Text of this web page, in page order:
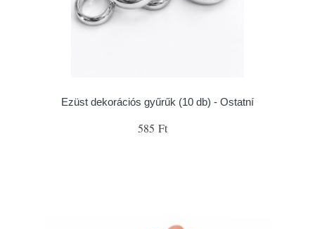
Ezüst dekorációs gyűrűk (10 db) - Ostatní
585 Ft